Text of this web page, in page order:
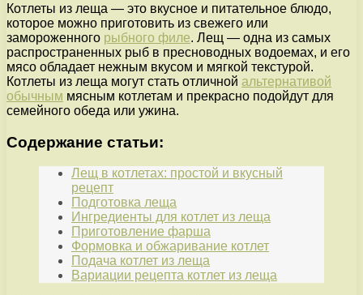
Котлеты из леща — это вкусное и питательное блюдо,
которое можно приготовить из свежего или
замороженного рыбного филе. Лещ — одна из самых
распространенных рыб в пресноводных водоемах, и его
мясо обладает нежным вкусом и мягкой текстурой.
Котлеты из леща могут стать отличной альтернативой
обычным мясным котлетам и прекрасно подойдут для
семейного обеда или ужина.
Содержание статьи:
Лещ в котлетах: простой и вкусный
рецепт
Подготовка леща
Ингредиенты для котлет из леща
Приготовление фарша
Формовка и обжаривание котлет
Подача котлет из леща
Вариации рецепта котлет из леща